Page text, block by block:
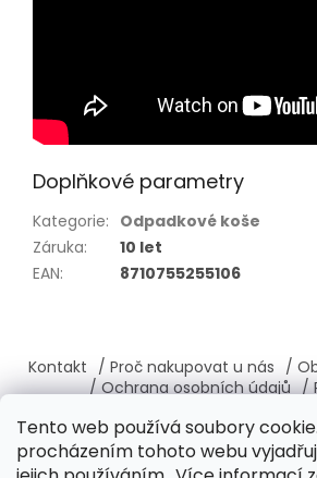
Tento web používá soubory
procházením tohoto webu
Doplňkové parametry
Kategorie: Odpadkové koše
Záruka:
10 let
EAN: 8710755255106
p
a
Kontakt / Proč nakupovat u nás /
/ Ochrana osobních údajů /